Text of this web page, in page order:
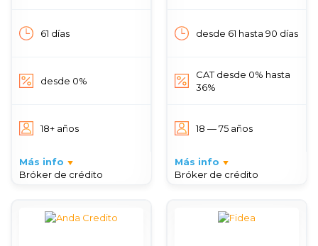
61 días
desde 0%
18+ años
Más info
Bróker de crédito
desde 61 hasta 90 días
CAT desde 0% hasta
36%
18 — 75 años
Más info
Bróker de crédito